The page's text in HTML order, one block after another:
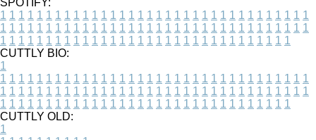
1 1 1 1 1 1 1 1 1 1 1 1 1 1 1 1 1 1 1 1 1 1 1 1 1 1 1 1 1 1 1 1 1 1
1 1 1 1 1 1 1 1 1 1 1 1 1 1 1 1 1 1 1 1 1 1 1 1 1 1 1 1 1 1 1 1 1 1
1 1 1 1 1 1 1 1 1 1 1 1 1 1 1 1 1 1 1 1 1 1 1 1 1 1 1 1 1 1 1 1
CUTTLY BIO:
1
1 1 1 1 1 1 1 1 1 1 1 1 1 1 1 1 1 1 1 1 1 1 1 1 1 1 1 1 1 1 1 1 1 1
1 1 1 1 1 1 1 1 1 1 1 1 1 1 1 1 1 1 1 1 1 1 1 1 1 1 1 1 1 1 1 1 1 1
1 1 1 1 1 1 1 1 1 1 1 1 1 1 1 1 1 1 1 1 1 1 1 1 1 1 1 1 1 1 1 1
CUTTLY OLD:
1